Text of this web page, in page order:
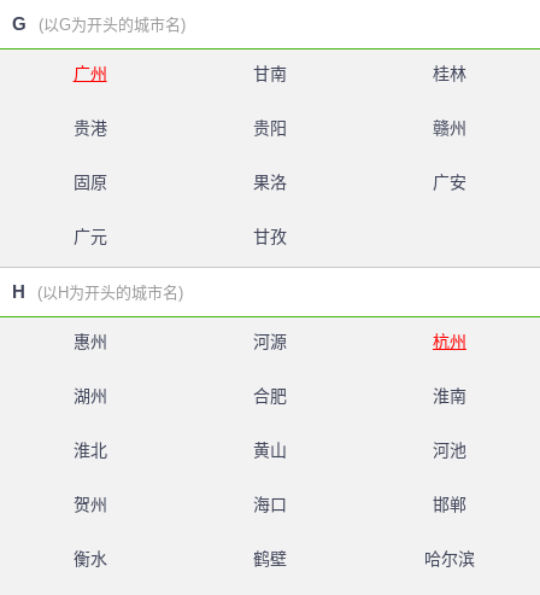
G (以G为开头的城市名)
广州 甘南 桂林
贵港 贵阳 赣州
固原 果洛 广安
广元 甘孜
H (以H为开头的城市名)
惠州 河源 杭州
湖州 合肥 淮南
淮北 黄山 河池
贺州 海口 邯郸
衡水 鹤壁 哈尔滨